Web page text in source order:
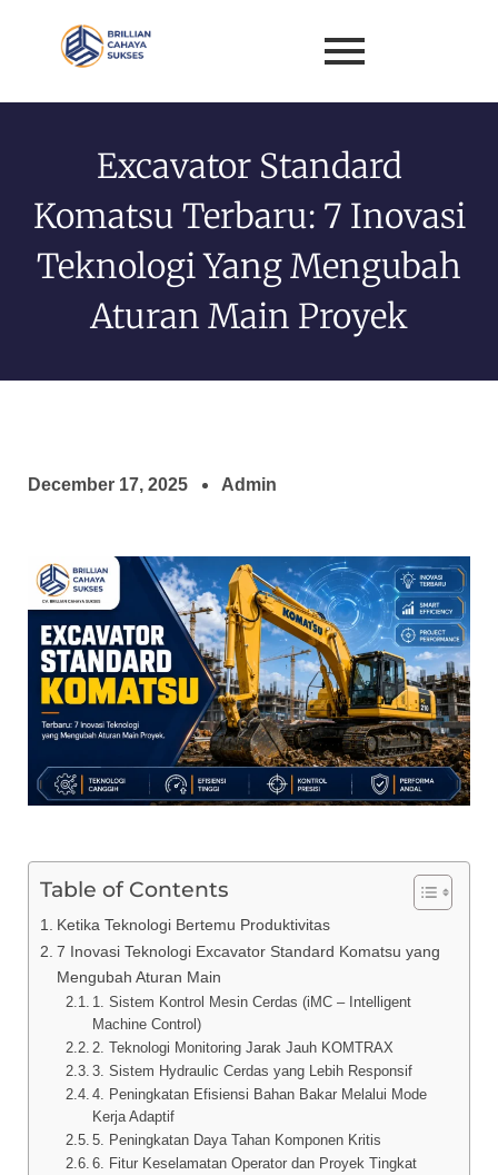
Excavator Standard
Komatsu Terbaru: 7 Inovasi
Teknologi Yang Mengubah
Aturan Main Proyek
December 17, 2025 Admin
Table of Contents
Ketika Teknologi Bertemu Produktivitas
7 Inovasi Teknologi Excavator Standard Komatsu yang
Mengubah Aturan Main
1. Sistem Kontrol Mesin Cerdas (iMC – Intelligent
Machine Control)
2. Teknologi Monitoring Jarak Jauh KOMTRAX
3. Sistem Hydraulic Cerdas yang Lebih Responsif
4. Peningkatan Efisiensi Bahan Bakar Melalui Mode
Kerja Adaptif
5. Peningkatan Daya Tahan Komponen Kritis
6. Fitur Keselamatan Operator dan Proyek Tingkat